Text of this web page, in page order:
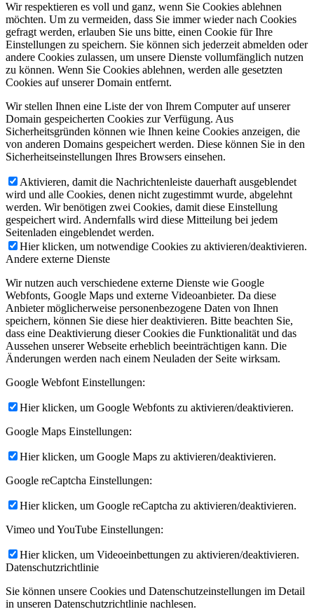
Wir respektieren es voll und ganz, wenn Sie Cookies ablehnen
möchten. Um zu vermeiden, dass Sie immer wieder nach Cookies
gefragt werden, erlauben Sie uns bitte, einen Cookie für Ihre
Einstellungen zu speichern. Sie können sich jederzeit abmelden oder
andere Cookies zulassen, um unsere Dienste vollumfänglich nutzen
zu können. Wenn Sie Cookies ablehnen, werden alle gesetzten
Cookies auf unserer Domain entfernt.
Wir stellen Ihnen eine Liste der von Ihrem Computer auf unserer
Domain gespeicherten Cookies zur Verfügung. Aus
Sicherheitsgründen können wie Ihnen keine Cookies anzeigen, die
von anderen Domains gespeichert werden. Diese können Sie in den
Sicherheitseinstellungen Ihres Browsers einsehen.
Aktivieren, damit die Nachrichtenleiste dauerhaft ausgeblendet
wird und alle Cookies, denen nicht zugestimmt wurde, abgelehnt
werden. Wir benötigen zwei Cookies, damit diese Einstellung
gespeichert wird. Andernfalls wird diese Mitteilung bei jedem
Seitenladen eingeblendet werden.
Hier klicken, um notwendige Cookies zu aktivieren/deaktivieren.
Andere externe Dienste
Wir nutzen auch verschiedene externe Dienste wie Google
Webfonts, Google Maps und externe Videoanbieter. Da diese
Anbieter möglicherweise personenbezogene Daten von Ihnen
speichern, können Sie diese hier deaktivieren. Bitte beachten Sie,
dass eine Deaktivierung dieser Cookies die Funktionalität und das
Aussehen unserer Webseite erheblich beeinträchtigen kann. Die
Änderungen werden nach einem Neuladen der Seite wirksam.
Google Webfont Einstellungen:
Hier klicken, um Google Webfonts zu aktivieren/deaktivieren.
Google Maps Einstellungen:
Hier klicken, um Google Maps zu aktivieren/deaktivieren.
Google reCaptcha Einstellungen:
Hier klicken, um Google reCaptcha zu aktivieren/deaktivieren.
Vimeo und YouTube Einstellungen:
Hier klicken, um Videoeinbettungen zu aktivieren/deaktivieren.
Datenschutzrichtlinie
Sie können unsere Cookies und Datenschutzeinstellungen im Detail
in unseren Datenschutzrichtlinie nachlesen.